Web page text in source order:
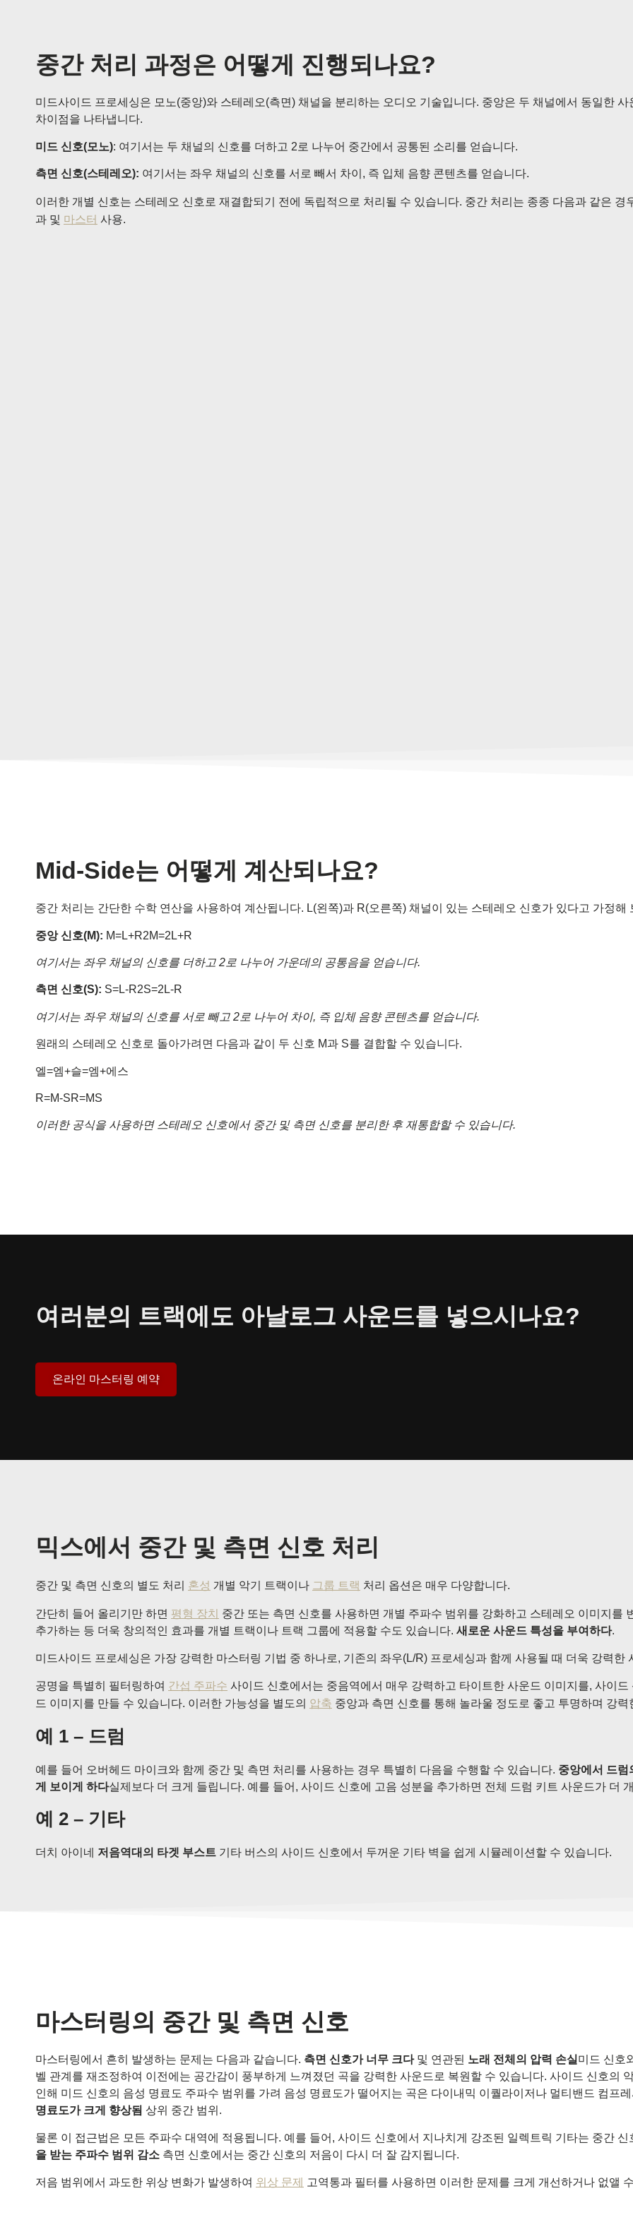
중간 처리 과정은 어떻게 진행되나요?
미드사이드 프로세싱은 모노(중앙)와 스테레오(측면) 채널을 분리하는 오디오 기술입니다. 중앙은 두 채널에서 동일한
차이점을 나타냅니다.
미드 신호(모노): 여기서는 두 채널의 신호를 더하고 2로 나누어 중간에서 공통된 소리를 얻습니다.
측면 신호(스테레오): 여기서는 좌우 채널의 신호를 서로 빼서 차이, 즉 입체 음향 콘텐츠를 얻습니다.
이러한 개별 신호는 스테레오 신호로 재결합되기 전에 독립적으로 처리될 수 있습니다. 중간 처리는 종종 다음과 같은 경
과 및 마스터 사용.
Mid-Side는 어떻게 계산되나요?
중간 처리는 간단한 수학 연산을 사용하여 계산됩니다. L(왼쪽)과 R(오른쪽) 채널이 있는 스테레오 신호가 있다고 가정해
중앙 신호(M): M=L+R2M=2L+R
여기서는 좌우 채널의 신호를 더하고 2로 나누어 가운데의 공통음을 얻습니다.
측면 신호(S): S=L-R2S=2L-R
여기서는 좌우 채널의 신호를 서로 빼고 2로 나누어 차이, 즉 입체 음향 콘텐츠를 얻습니다.
원래의 스테레오 신호로 돌아가려면 다음과 같이 두 신호 M과 S를 결합할 수 있습니다.
엘=엠+슬=엠+에스
R=M-SR=MS
이러한 공식을 사용하면 스테레오 신호에서 중간 및 측면 신호를 분리한 후 재통합할 수 있습니다.
여러분의 트랙에도 아날로그 사운드를 넣으시나요?
온라인 마스터링 예약
믹스에서 중간 및 측면 신호 처리
중간 및 측면 신호의 별도 처리 혼성 개별 악기 트랙이나 그룹 트랙 처리 옵션은 매우 다양합니다.
간단히 들어 올리기만 하면 평형 장치
중간 또는 측면 신호를 사용하면 개별 주파수 범위를 강화하고 스테레오 이미지를
추가하는 등 더욱 창의적인 효과를 개별 트랙이나 트랙 그룹에 적용할 수도 있습니다. 새로운 사운드 특성을 부여하다.
미드사이드 프로세싱은 가장 강력한 마스터링 기법 중 하나로, 기존의 좌우(L/R) 프로세싱과 함께 사용될 때 더욱 강력한
공명을 특별히 필터링하여 간섭 주파수 사이드 신호에서는 중음역에서 매우 강력하고 타이트한 사운드 이미지를, 사이
드 이미지를 만들 수 있습니다. 이러한 가능성을 별도의 압축 중앙과 측면 신호를 통해 놀라울 정도로 좋고 투명하며 강
예 1 – 드럼
예를 들어 오버헤드 마이크와 함께 중간 및 측면 처리를 사용하는 경우 특별히 다음을 수행할 수 있습니다. 중앙에서 드럼
게 보이게 하다실제보다 더 크게 들립니다. 예를 들어, 사이드 신호에 고음 성분을 추가하면 전체 드럼 키트 사운드가 더
예 2 – 기타
더치 아이네 저음역대의 타겟 부스트 기타 버스의 사이드 신호에서 두꺼운 기타 벽을 쉽게 시뮬레이션할 수 있습니다.
마스터링의 중간 및 측면 신호
마스터링에서 흔히 발생하는 문제는 다음과 같습니다. 측면 신호가 너무 크다및 연관된 노래 전체의 압력 손실미드 신호
벨 관계를 재조정하여 이전에는 공간감이 풍부하게 느껴졌던 곡을 강력한 사운드로 복원할 수 있습니다. 사이드 신호의
인해 미드 신호의 음성 명료도 주파수 범위를 가려 음성 명료도가 떨어지는 곡은 다이내믹 이퀄라이저나 멀티밴드 컴프
명료도가 크게 향상됨 상위 중간 범위.
물론 이 접근법은 모든 주파수 대역에 적용됩니다. 예를 들어, 사이드 신호에서 지나치게 강조된 일렉트릭 기타는 중간
을 받는 주파수 범위 감소 측면 신호에서는 중간 신호의 저음이 다시 더 잘 감지됩니다.
저음 범위에서 과도한 위상 변화가 발생하여 위상 문제 고역통과 필터를 사용하면 이러한 문제를 크게 개선하거나 없앨